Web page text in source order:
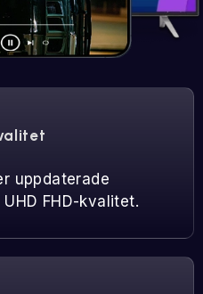
uppdaterade
FHD-kvalitet.